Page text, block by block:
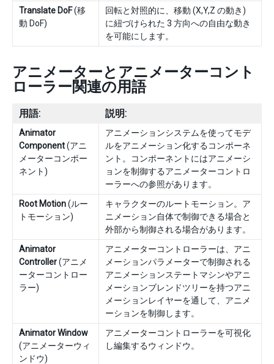
Translate DoF(移
動 DoF)
回転と対照的に、移動 (X,Y,Z の動き)
に紐づけられた 3 方向への自由な動き
を可能にします。
アニメーターとアニメーターコント
ローラー関連の用語
用語: 説明:
Animator
Component(アニ
メーターコンポー
ネント)
アニメーションシステムを使ってモデ
ルをアニメーション化するコンポーネ
ント。コンポーネントにはアニメーシ
ョンを制御するアニメーターコントロ
ーラーへの参照があります。
Root Motion(ルー
トモーション)
キャラクターのルートモーション。ア
ニメーション自体で制御できる場合と
外部から制御される場合があります。
Animator
Controller(アニメ
ーターコントロー
ラー)
アニメーターコントローラーは、アニ
メーションパラメーターで制御される
アニメーションステートマシンやアニ
メーションブレンドツリーを持つアニ
メーションレイヤーを通して、アニメ
ーションを制御します。
Animator Window
(アニメーターウィ
ンドウ)
アニメーターコントローラーを可視化
し編集するウィンドウ。